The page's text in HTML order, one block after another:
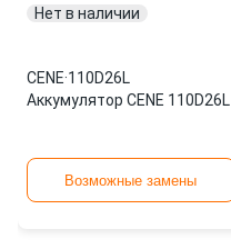
Нет в наличии
CENE·110D26L
Аккумулятор CENE 110D26L
Возможные замены